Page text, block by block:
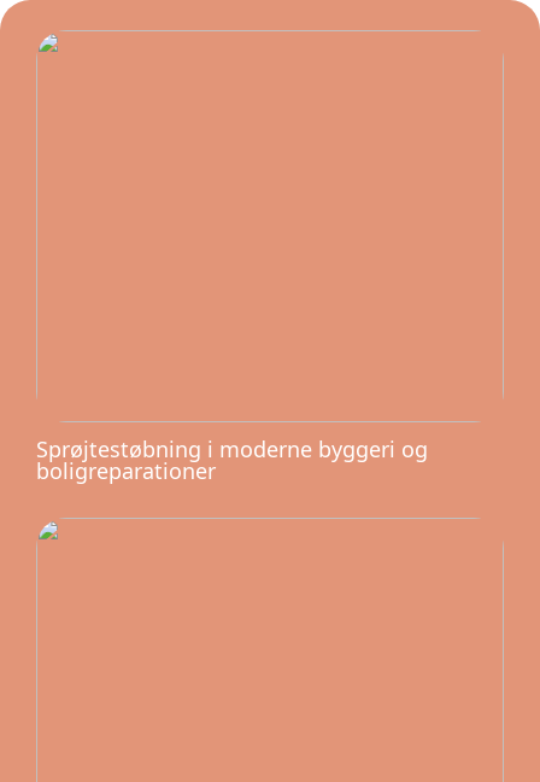
Sprøjtestøbning i moderne byggeri og
boligreparationer